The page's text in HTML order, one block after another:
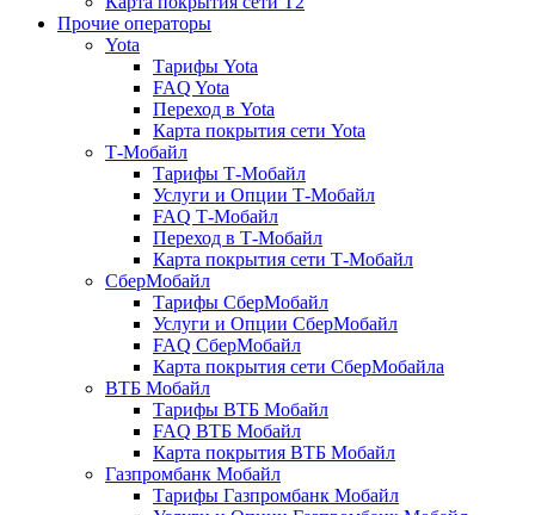
Прочие операторы
Yota
Тарифы Yota
FAQ Yota
Переход в Yota
Карта покрытия сети Yota
Т-Мобайл
Тарифы Т-Мобайл
Услуги и Опции Т-Мобайл
FAQ Т-Мобайл
Переход в Т-Мобайл
Карта покрытия сети Т-Мобайл
СберМобайл
Тарифы СберМобайл
Услуги и Опции СберМобайл
FAQ СберМобайл
Карта покрытия сети СберМобайлa
ВТБ Мобайл
Тарифы ВТБ Мобайл
FAQ ВТБ Мобайл
Карта покрытия ВТБ Мобайл
Газпромбанк Мобайл
Тарифы Газпромбанк Мобайл